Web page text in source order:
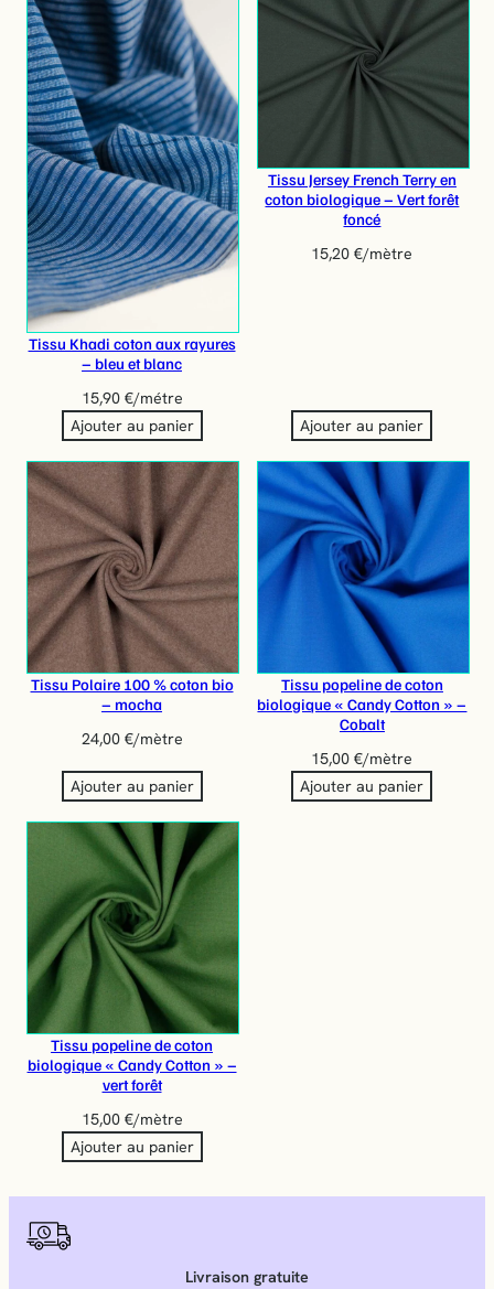
Tissu Khadi coton aux rayures
– bleu et blanc
15,90 €/métre
Ajouter au panier
Tissu Jersey French Terry en
coton biologique – Vert forêt
foncé
15,20€/mètre
Ajouter au panier
Tissu Polaire 100 % coton bio
– mocha
24,00 €/mètre
Ajouter au panier
Tissu popeline de coton
biologique « Candy Cotton » –
Cobalt
15,00€/mètre
Ajouter au panier
Tissu popeline de coton
biologique « Candy Cotton » –
vert forêt
15,00 €/mètre
Ajouter au panier
Livraison gratuite